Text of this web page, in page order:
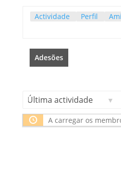
Actividade Perfil
Adesões
por:
A carregar os